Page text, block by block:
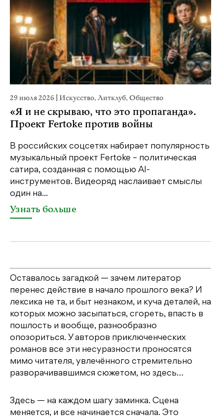
29 июля 2026 Искусство,Литклуб,Общество
«Я и не скрываю, что это пропаганда».
Проект Fertoke против войны
В российских соцсетях набирает популярность
музыкальный проект Fertoke – политическая
сатира, созданная с помощью AI-
инструментов. Видеоряд наслаивает смыслы
один на...
Узнать больше
Оставалось загадкой — зачем литератор
перенес действие в начало прошлого века? И
лексика не та, и быт незнаком, и куча деталей, на
которых можно засыпаться, сгореть, впасть в
пошлость и вообще, разнообразно
опозориться. У авторов приключенческих
романов все эти несуразности проносятся
мимо читателя, увлечённого стремительно
разворачивавшимся сюжетом, но здесь…
Здесь — на каждом шагу заминка. Сцена
меняется, и все начинается сначала. Это